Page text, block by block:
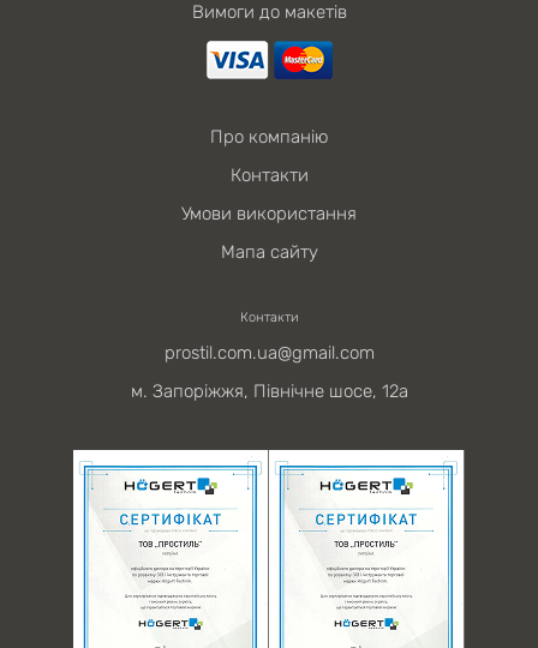
Вимоги до макетів
Про компанію
Контакти
Умови використання
Мапа сайту
Контакти
prostil.com.ua@gmail.com
м. Запоріжжя, Північне шосе, 12а